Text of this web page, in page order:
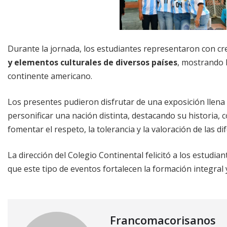
Durante la jornada, los estudiantes representaron con
y elementos culturales de diversos países, mostrando
continente americano.
Los presentes pudieron disfrutar de una exposición
personificar una nación distinta, destacando su historia,
fomentar el respeto, la tolerancia y la valoración de las
La dirección del Colegio Continental felicitó a los
que este tipo de eventos fortalecen la formación integral
Francomacorisanos